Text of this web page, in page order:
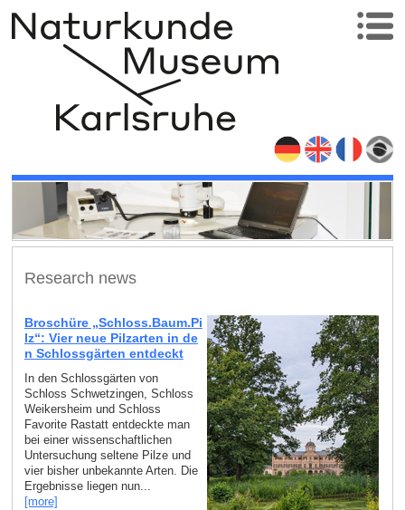
Research news
Broschüre „Schloss.Baum.Pi
lz“: Vier neue Pilzarten in de
n Schlossgärten entdeckt
In den Schlossgärten von
Schloss Schwetzingen, Schloss
Weikersheim und Schloss
Favorite Rastatt entdeckte man
bei einer wissenschaftlichen
Untersuchung seltene Pilze und
vier bisher unbekannte Arten. Die
Ergebnisse liegen nun...
[more]